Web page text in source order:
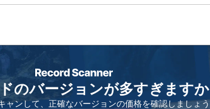
のバージョンが多すぎます
ャンして、正確なバージョンの価格を確認しましょう